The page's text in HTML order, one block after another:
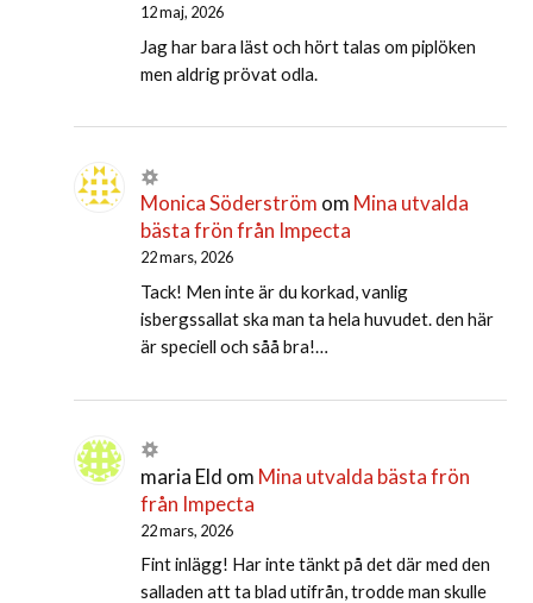
12 maj, 2026
Jag har bara läst och hört talas om piplöken
men aldrig prövat odla.
Monica Söderström om Mina utvalda
bästa frön från Impecta
22 mars, 2026
Tack! Men inte är du korkad, vanlig
isbergssallat ska man ta hela huvudet. den här
är speciell och såå bra!…
maria Eld om Mina utvalda bästa frön
från Impecta
22 mars, 2026
Fint inlägg! Har inte tänkt på det där med den
salladen att ta blad utifrån, trodde man skulle